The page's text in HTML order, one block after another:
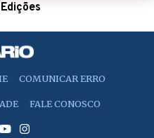
COMUNICAR ERRO
FALE CONOSCO